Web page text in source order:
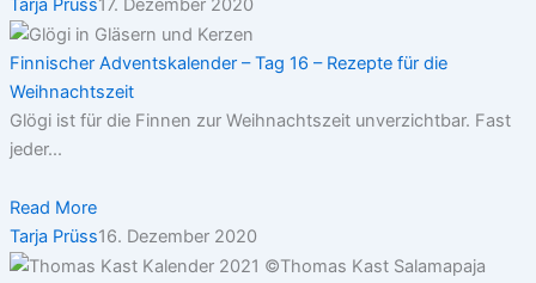
Tarja Prüss17. Dezember 2020
Finnischer Adventskalender – Tag 16 – Rezepte für die
Weihnachtszeit
Glögi ist für die Finnen zur Weihnachtszeit unverzichtbar. Fast
jeder...
Read More
Tarja Prüss16. Dezember 2020